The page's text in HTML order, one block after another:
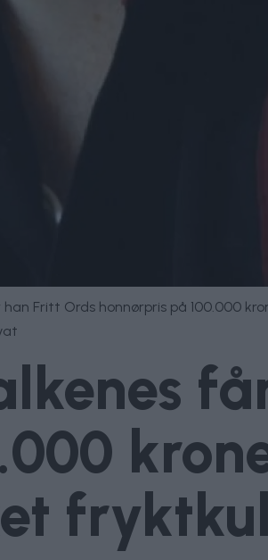
Fritt Ords honnørpris på 100.000